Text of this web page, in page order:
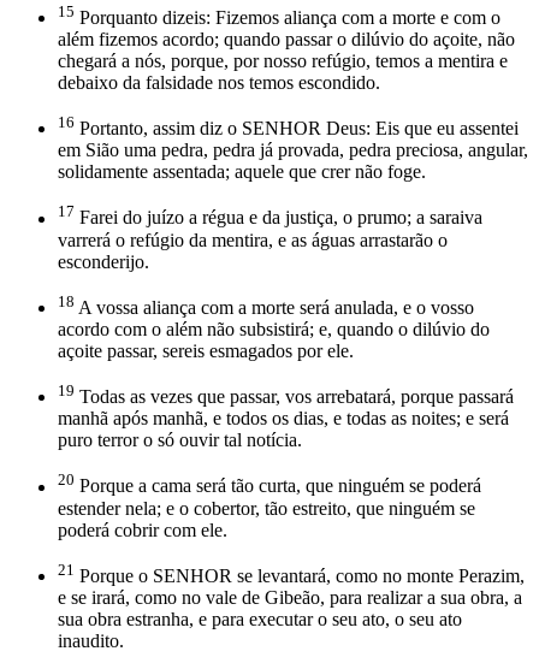
15 Porquanto dizeis: Fizemos aliança com a morte e com o
além fizemos acordo; quando passar o dilúvio do açoite, não
chegará a nós, porque, por nosso refúgio, temos a mentira e
debaixo da falsidade nos temos escondido.
16 Portanto, assim diz o SENHOR Deus: Eis que eu assentei
em Sião uma pedra, pedra já provada, pedra preciosa, angular,
solidamente assentada; aquele que crer não foge.
17 Farei do juízo a régua e da justiça, o prumo; a saraiva
varrerá o refúgio da mentira, e as águas arrastarão o
esconderijo.
18 A vossa aliança com a morte será anulada, e o vosso
acordo com o além não subsistirá; e, quando o dilúvio do
açoite passar, sereis esmagados por ele.
19 Todas as vezes que passar, vos arrebatará, porque passará
manhã após manhã, e todos os dias, e todas as noites; e será
puro terror o só ouvir tal notícia.
20 Porque a cama será tão curta, que ninguém se poderá
estender nela; e o cobertor, tão estreito, que ninguém se
poderá cobrir com ele.
21 Porque o SENHOR se levantará, como no monte Perazim,
e se irará, como no vale de Gibeão, para realizar a sua obra, a
sua obra estranha, e para executar o seu ato, o seu ato
inaudito.